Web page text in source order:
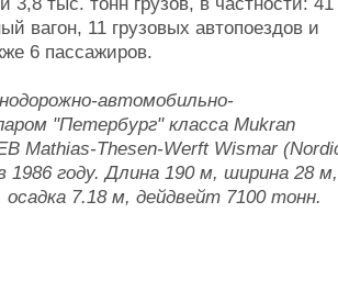
Все службы
вагон, 11 грузовых автопоездов и
6 пассажиров.
автомобильно-
"Петербург" класса Mukran
Mathias-Thesen-Werft Wismar
1986 году. Длина 190 м, ширина 28 м,
7.18 м, дейдвейт 7100 тонн.